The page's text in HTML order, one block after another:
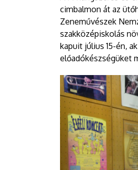
cimbalmon át az
Zeneművészek
szakközépiskolás
kapuit július 15-én,
előadókészségüket